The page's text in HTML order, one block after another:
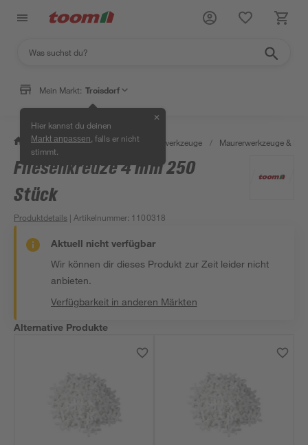
Mein Markt: Troisdorf
Hier kannst du deinen
Markt anpassen , falls er nicht
stimmt.
✕
/ Werkstatt & Maschinen / Handwerkzeuge / Maurerwerkzeuge &
Fliesenkreuze 4 mm 250
Stück
Produktdetails | Artikelnummer: 1100318
Aktuell nicht verfügbar
Wir können dir dieses Produkt zur Zeit leider nicht
anbieten.
Verfügbarkeit in anderen Märkten
Alternative Produkte